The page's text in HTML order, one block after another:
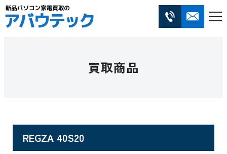
買取商品
REGZA 40S20